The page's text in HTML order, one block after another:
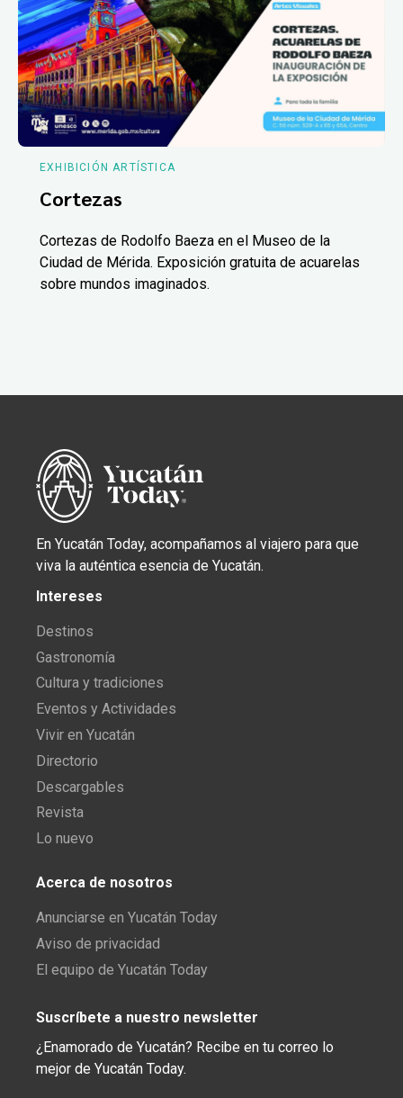
EXHIBICIÓN ARTÍSTICA
Cortezas
Cortezas de Rodolfo Baeza en el Museo de la
Ciudad de Mérida. Exposición gratuita de acuarelas
sobre mundos imaginados.
En Yucatán Today, acompañamos al viajero para que
viva la auténtica esencia de Yucatán.
Intereses
Destinos
Gastronomía
Cultura y tradiciones
Eventos y Actividades
Vivir en Yucatán
Directorio
Descargables
Revista
Lo nuevo
Acerca de nosotros
Anunciarse en Yucatán Today
Aviso de privacidad
El equipo de Yucatán Today
Suscríbete a nuestro newsletter
¿Enamorado de Yucatán? Recibe en tu correo lo
mejor de Yucatán Today.